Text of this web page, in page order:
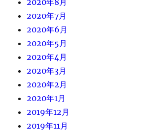
2020年8月
2020年7月
2020年6月
2020年5月
2020年4月
2020年3月
2020年2月
2020年1月
2019年12月
2019年11月